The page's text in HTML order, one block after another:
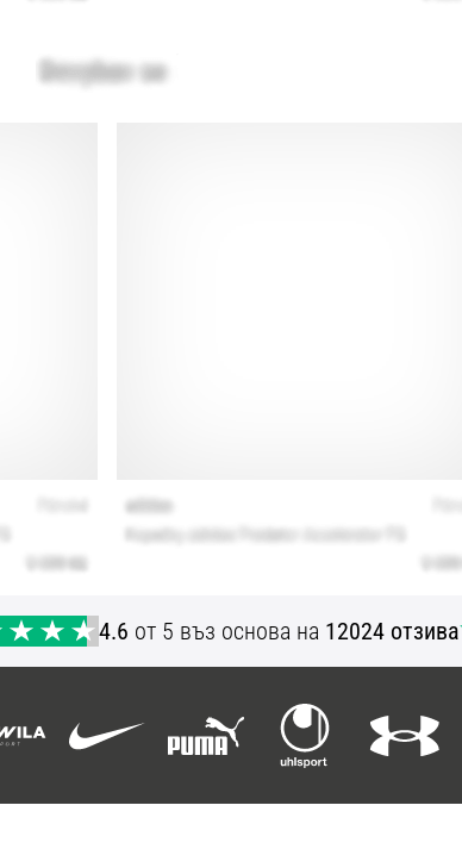
4.6 от 5 въз основа на 12024 отзива